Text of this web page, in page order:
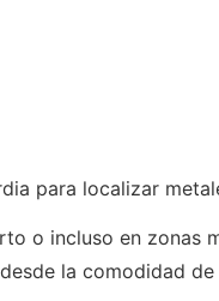
para localizar
o incluso en
la comodidad